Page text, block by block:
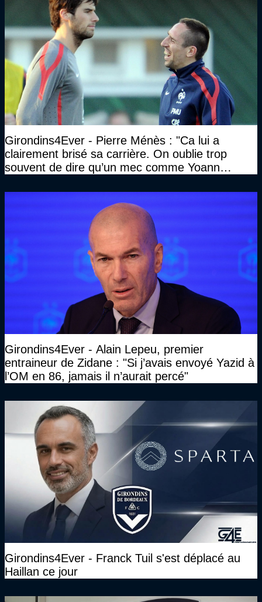
Girondins4Ever - Pierre Ménès : "Ca lui a
clairement brisé sa carrière. On oublie trop
souvent de dire qu’un mec comme Yoann
Girondins4Ever - Alain Lepeu, premier
entraineur de Zidane : "Si j’avais envoyé Yazid à
l’OM en 86, jamais il n’aurait percé"
Girondins4Ever - Franck Tuil s'est déplacé au
Haillan ce jour